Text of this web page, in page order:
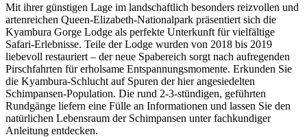
Mit ihrer günstigen Lage im landschaftlich besonders reizvollen und
artenreichen Queen-Elizabeth-Nationalpark präsentiert sich die
Kyambura Gorge Lodge als perfekte Unterkunft für vielfältige
Safari-Erlebnisse. Teile der Lodge wurden von 2018 bis 2019
liebevoll restauriert – der neue Spabereich sorgt nach aufregenden
Pirschfahrten für erholsame Entspannungsmomente. Erkunden Sie
die Kyambura-Schlucht auf Spuren der hier angesiedelten
Schimpansen-Population. Die rund 2-3-stündigen, geführten
Rundgänge liefern eine Fülle an Informationen und lassen Sie den
natürlichen Lebensraum der Schimpansen unter fachkundiger
Anleitung entdecken.